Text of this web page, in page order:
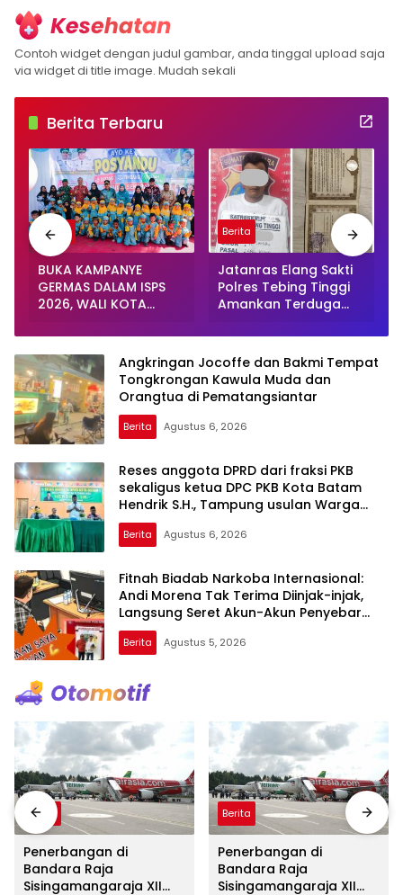
Contoh widget dengan judul gambar, anda tinggal upload saja
via widget di title image. Mudah sekali
Berita Terbaru
Berita
BUKA KAMPANYE
GERMAS DALAM ISPS
2026, WALI KOTA
APRESIASI PENURUNAN
STUNTING
Berita
Jatanras Elang Sakti
Polres Tebing Tinggi
Amankan Terduga
Sepeda Motor
Angkringan Jocoffe dan Bakmi Tempat
Tongkrongan Kawula Muda dan
Orangtua di Pematangsiantar
Berita Agustus 6, 2026
Reses anggota DPRD dari fraksi PKB
sekaligus ketua DPC PKB Kota Batam
Hendrik S.H., Tampung usulan Warga
Patam Indah Minta Jalan, Ambulans, dan
Sarana Olahraga
Berita Agustus 6, 2026
Fitnah Biadab Narkoba Internasional:
Andi Morena Tak Terima Diinjak-injak,
Langsung Seret Akun-Akun Penyebar
Hoaks ke Polda Kepri!
Berita Agustus 5, 2026
Berita
Penerbangan di
Bandara Raja
Sisingamangaraja XII
Berita
Penerbangan di
Bandara Raja
Sisingamangaraja XII